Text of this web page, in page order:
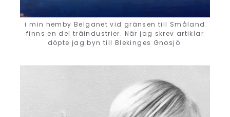
i min hemby Belganet vid gränsen till Småland
finns en del träindustrier. När jag skrev artiklar
döpte jag byn till Blekinges Gnosjö.